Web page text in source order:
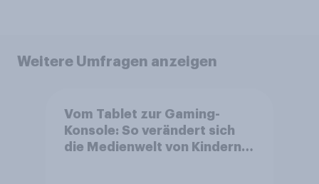
Weitere Umfragen anzeigen
Vom Tablet zur Gaming-
Konsole: So verändert sich
die Medienwelt von Kindern